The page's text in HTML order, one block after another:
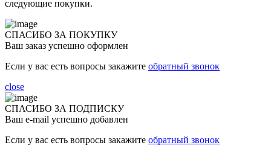
следующие покупки.
СПАСИБО ЗА ПОКУПКУ
Ваш заказ успешно оформлен
Если у вас есть вопросы закажите обратный звонок
close
СПАСИБО ЗА ПОДПИСКУ
Ваш e-mail успешно добавлен
Если у вас есть вопросы закажите обратный звонок